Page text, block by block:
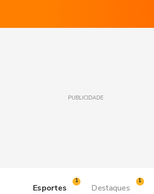
PUBLICIDADE
Esportes
1
Destaques
1